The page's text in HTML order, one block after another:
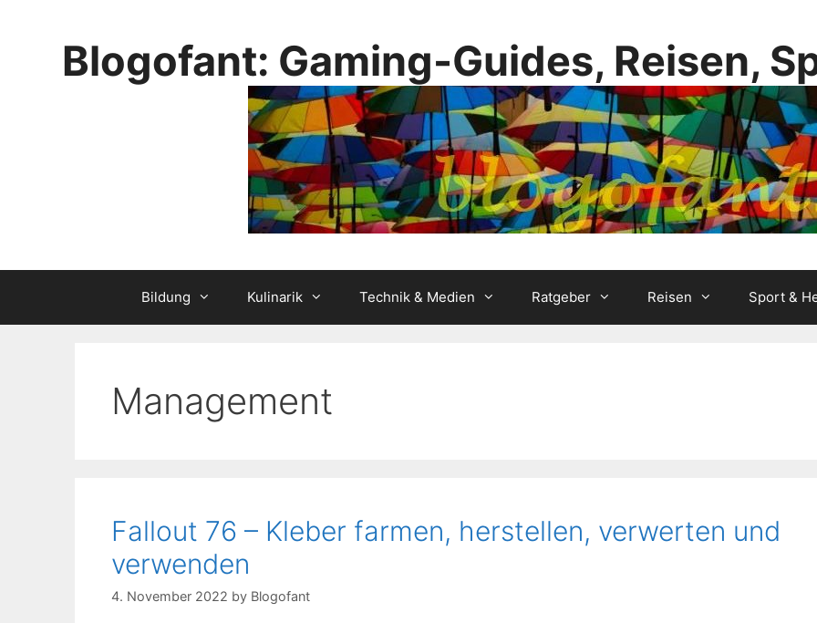
Blogofant: Gaming-Guides, Reisen,
Bildung Kulinarik Technik & Medien Ratgeber Reisen Sport &
Management
Fallout 76 – Kleber farmen, herstellen, verwerten und
verwenden
4. November 2022 by Blogofant